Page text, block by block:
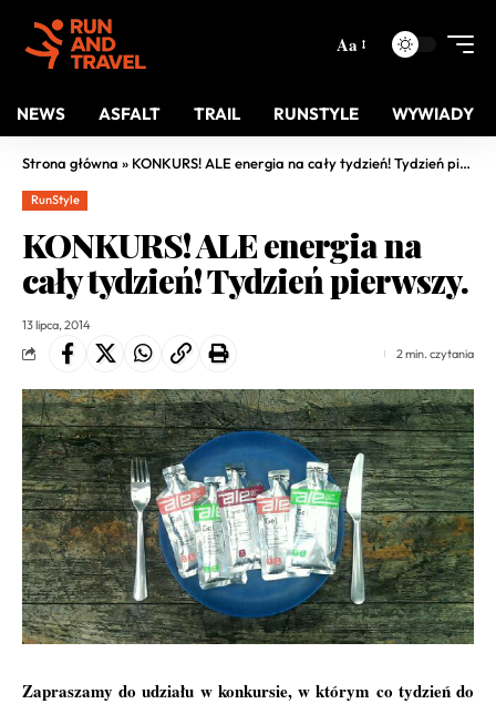
Aa
NEWS ASFALT TRAIL RUNSTYLE WYWIADY
Strona główna » KONKURS! ALE energia na cały tydzień! Tydzień pierwszy.
RunStyle
KONKURS! ALE energia na
cały tydzień! Tydzień pierwszy.
13 lipca, 2014
2 min. czytania
Zapraszamy do udziału w konkursie, w którym co tydzień do